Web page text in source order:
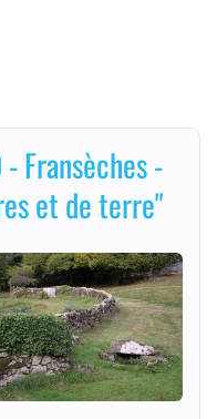
Fransèches -
et de terre"